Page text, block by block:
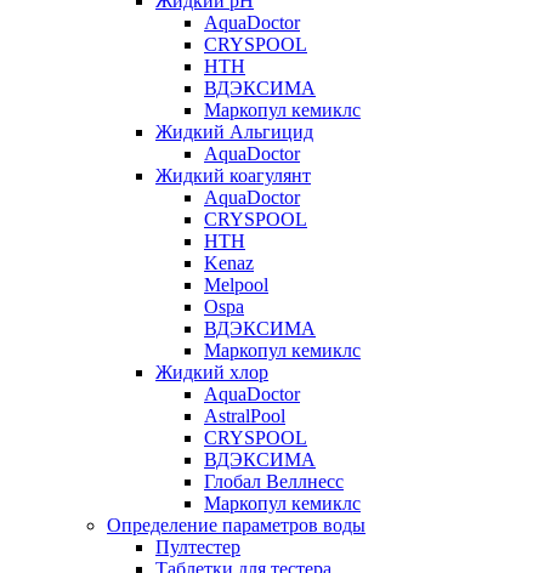
AquaDoctor
CRYSPOOL
HTH
ВДЭКСИМА
Маркопул кемиклс
Жидкий Альгицид
AquaDoctor
Жидкий коагулянт
AquaDoctor
CRYSPOOL
HTH
Kenaz
Melpool
Ospa
ВДЭКСИМА
Маркопул кемиклс
Жидкий хлор
AquaDoctor
AstralPool
CRYSPOOL
ВДЭКСИМА
Глобал Веллнесс
Маркопул кемиклс
Определение параметров воды
Пултестер
Таблетки для тестера